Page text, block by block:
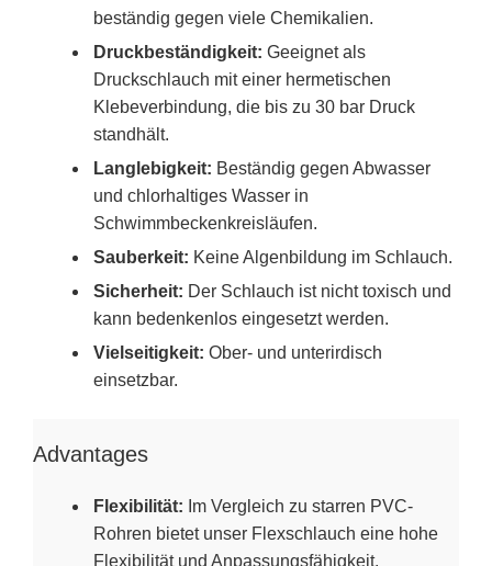
beständig gegen viele Chemikalien.
Druckbeständigkeit: Geeignet als
Druckschlauch mit einer hermetischen
Klebeverbindung, die bis zu 30 bar Druck
standhält.
Langlebigkeit: Beständig gegen Abwasser
und chlorhaltiges Wasser in
Schwimmbeckenkreisläufen.
Sauberkeit: Keine Algenbildung im Schlauch.
Sicherheit: Der Schlauch ist nicht toxisch und
kann bedenkenlos eingesetzt werden.
Vielseitigkeit: Ober- und unterirdisch
einsetzbar.
Advantages
Flexibilität: Im Vergleich zu starren PVC-
Rohren bietet unser Flexschlauch eine hohe
Flexibilität und Anpassungsfähigkeit.